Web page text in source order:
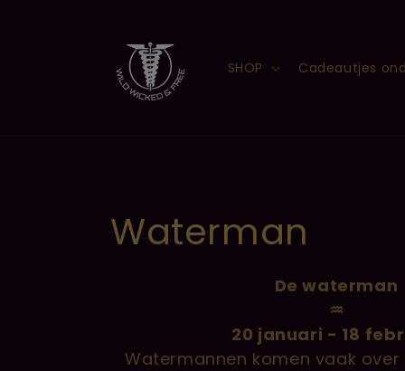
SHOP Cadeautjes
C
Waterman
De waterman
♒︎
20 januari - 18
Watermannen komen vaak